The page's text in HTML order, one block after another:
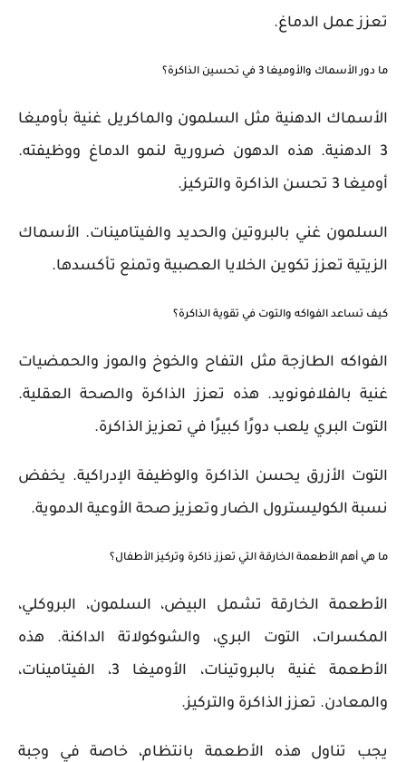
تعزز عمل الدماغ.
ما دور الأسماك والأوميغا 3 في تحسين الذاكرة؟
الأسماك الدهنية مثل السلمون والماكريل غنية بأوميغا
3 الدهنية. هذه الدهون ضرورية لنمو الدماغ ووظيفته.
أوميغا 3 تحسن الذاكرة والتركيز.
السلمون غني بالبروتين والحديد والفيتامينات. الأسماك
الزيتية تعزز تكوين الخلايا العصبية وتمنع تأكسدها.
كيف تساعد الفواكه والتوت في تقوية الذاكرة؟
الفواكه الطازجة مثل التفاح والخوخ والموز والحمضيات
غنية بالفلافونويد. هذه تعزز الذاكرة والصحة العقلية.
التوت البري يلعب دورًا كبيرًا في تعزيز الذاكرة.
التوت الأزرق يحسن الذاكرة والوظيفة الإدراكية. يخفض
نسبة الكوليسترول الضار وتعزيز صحة الأوعية الدموية.
ما هي أهم الأطعمة الخارقة التي تعزز ذاكرة وتركيز الأطفال؟
الأطعمة الخارقة تشمل البيض، السلمون، البروكلي،
المكسرات، التوت البري، والشوكولاتة الداكنة. هذه
الأطعمة غنية بالبروتينات، الأوميغا 3، الفيتامينات،
والمعادن. تعزز الذاكرة والتركيز.
يجب تناول هذه الأطعمة بانتظام، خاصة في وجبة